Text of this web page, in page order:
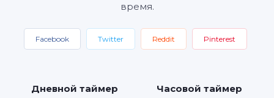
время.
Facebook Twitter Reddit Pinterest
Дневной таймер Часовой таймер